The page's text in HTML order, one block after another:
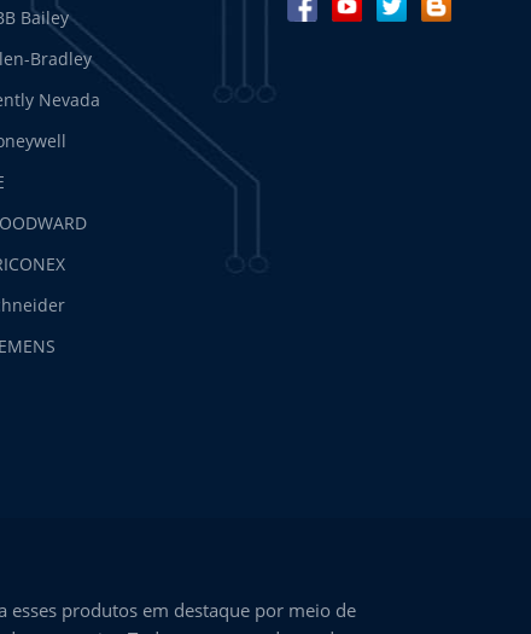
Bailey
Bradley
Nevada
produtos em destaque por meio de